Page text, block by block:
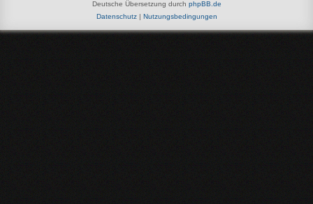
Deutsche Übersetzung durch phpBB.de
Datenschutz| Nutzungsbedingungen